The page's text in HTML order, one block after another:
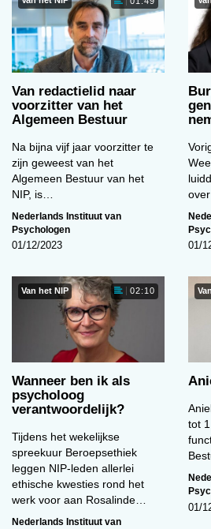
Van redactielid naar
voorzitter van het
Algemeen Bestuur
Na bijna vijf jaar voorzitter te
zijn geweest van het
Algemeen Bestuur van het
NIP, is…
Nederlands Instituut van
Psychologen
01/12/2023
01/
Van het NIP 02:10
Wanneer ben ik als
psycholoog
verantwoordelijk?
Tijdens het wekelijkse
spreekuur Beroepsethiek
leggen NIP-leden allerlei
ethische kwesties rond het
werk voor aan Rosalinde…
Nederlands Instituut van
tot
01/